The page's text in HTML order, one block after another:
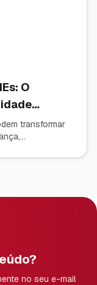
O
transformar
no seu e-mail